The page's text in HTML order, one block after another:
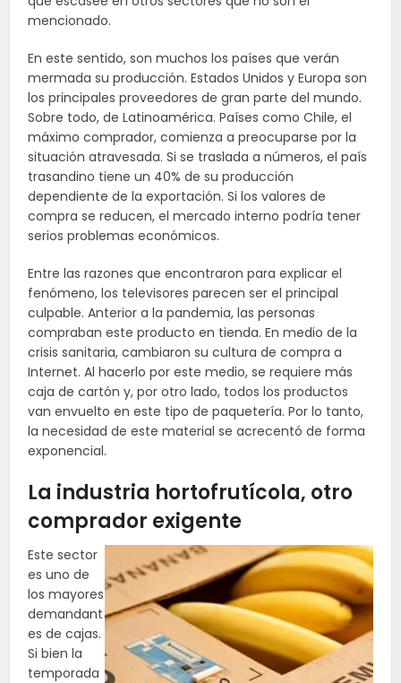
mencionado.
En este sentido, son muchos los países que verán
mermada su producción. Estados Unidos y Europa son
los principales proveedores de gran parte del mundo.
Sobre todo, de Latinoamérica. Países como Chile, el
máximo comprador, comienza a preocuparse por la
situación atravesada. Si se traslada a números, el país
trasandino tiene un 40% de su producción
dependiente de la exportación. Si los valores de
compra se reducen, el mercado interno podría tener
serios problemas económicos.
Entre las razones que encontraron para explicar el
fenómeno, los televisores parecen ser el principal
culpable. Anterior a la pandemia, las personas
compraban este producto en tienda. En medio de la
crisis sanitaria, cambiaron su cultura de compra a
Internet. Al hacerlo por este medio, se requiere más
caja de cartón y, por otro lado, todos los productos
van envuelto en este tipo de paquetería. Por lo tanto,
la necesidad de este material se acrecentó de forma
exponencial.
La industria hortofrutícola, otro
comprador exigente
Este sector
es uno de
los mayores
demandant
es de cajas.
Si bien la
temporada